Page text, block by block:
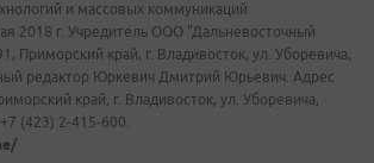
и массовых коммуникаций
2018 г. Учредитель ООО "Дальневосточный
Приморский край, г. Владивосток, ул. Уборевича,
редактор Юркевич Дмитрий Юрьевич. Адрес
край, г. Владивосток, ул. Уборевича,
(423) 2-415-600.